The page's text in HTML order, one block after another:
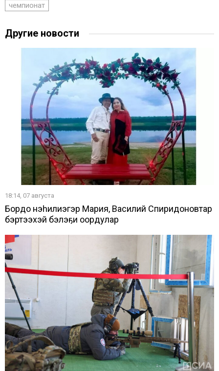
чемпионат
Другие новости
18:14, 07 августа
Бордоҥ нэһилиэгэр Мария, Василий Спиридоновтар
бэртээхэй бэлэҕи оҥордулар